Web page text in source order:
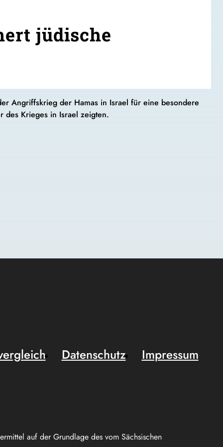
jüdische
Angriffskrieg der Hamas in Israel für eine besondere
des Krieges in Israel zeigten.
auf der Grundlage des vom Sächsischen
Datenschutz
Impressum